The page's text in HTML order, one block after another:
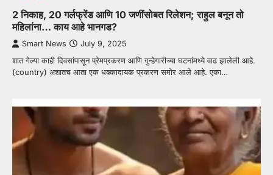
2 निकाह, 20 गर्लफ्रेंड आणि 10 जणींसोबत रिलेशन; राहुल बनून तो
महिलांना… काय आहे भानगड?
Smart News July 9, 2025
शात गेल्या काही दिवसांपासून प्रेमप्रकरण आणि गुन्हेगारीच्या घटनांमध्ये वाढ झालेली आहे.
(country) अशातच आता एक धक्कादायक प्रकरण समोर आले आहे. एका…